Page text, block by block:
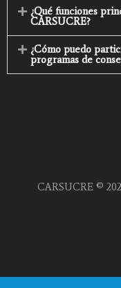
¿Qué funciones
CARSUCRE?
¿Cómo puedo
programas de
CARSUCRE ©